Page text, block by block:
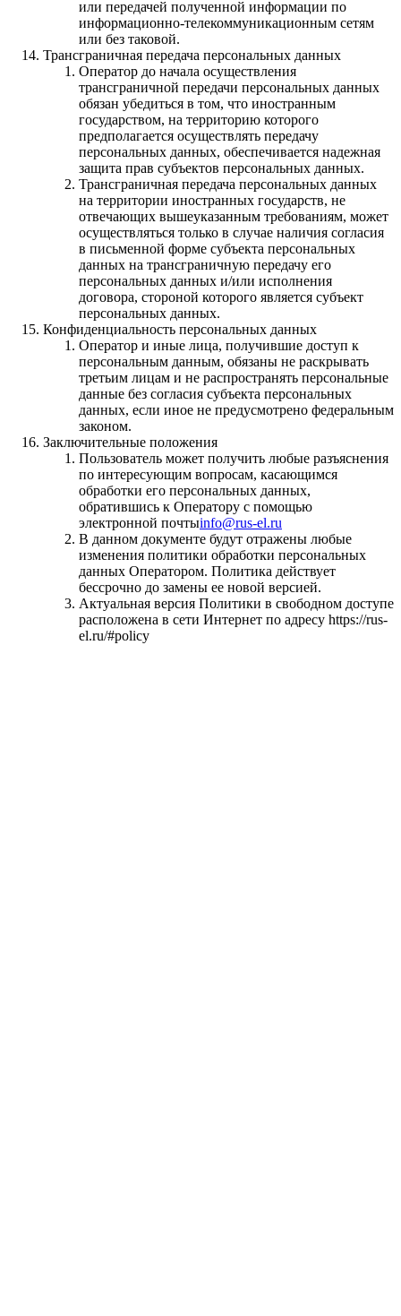
или передачей полученной информации по
информационно-телекоммуникационным сетям
или без таковой.
Трансграничная передача персональных данных
Оператор до начала осуществления
трансграничной передачи персональных данных
обязан убедиться в том, что иностранным
государством, на территорию которого
предполагается осуществлять передачу
персональных данных, обеспечивается надежная
защита прав субъектов персональных данных.
Трансграничная передача персональных данных
на территории иностранных государств, не
отвечающих вышеуказанным требованиям, может
осуществляться только в случае наличия согласия
в письменной форме субъекта персональных
данных на трансграничную передачу его
персональных данных и/или исполнения
договора, стороной которого является субъект
персональных данных.
Конфиденциальность персональных данных
Оператор и иные лица, получившие доступ к
персональным данным, обязаны не раскрывать
третьим лицам и не распространять персональные
данные без согласия субъекта персональных
данных, если иное не предусмотрено федеральным
законом.
Заключительные положения
Пользователь может получить любые разъяснения
по интересующим вопросам, касающимся
обработки его персональных данных,
обратившись к Оператору с помощью
электронной почтыinfo@rus-el.ru
В данном документе будут отражены любые
изменения политики обработки персональных
данных Оператором. Политика действует
бессрочно до замены ее новой версией.
Актуальная версия Политики в свободном доступе
расположена в сети Интернет по адресу https://rus-
el.ru/#policy